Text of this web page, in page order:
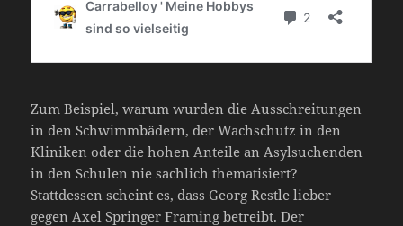
Zum Beispiel, warum wurden die Ausschreitungen
in den Schwimmbädern, der Wachschutz in den
Kliniken oder die hohen Anteile an Asylsuchenden
in den Schulen nie sachlich thematisiert?
Stattdessen scheint es, dass Georg Restle lieber
gegen Axel Springer Framing betreibt. Der